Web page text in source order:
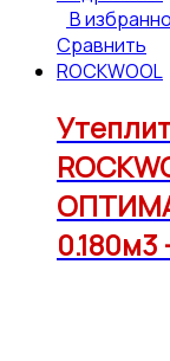
В
Сравнить
ROCKWOOL
ОПТИМА